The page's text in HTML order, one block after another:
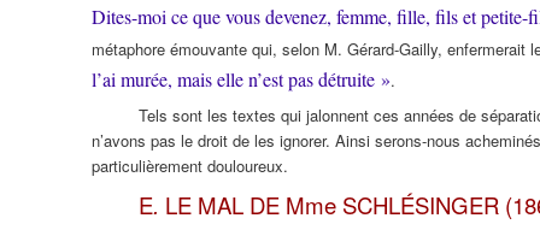
Dites-moi ce que vous devenez, femme, fille, fils et
métaphore émouvante qui, selon M. Gérard-Gailly, enfermerait
l’ai murée, mais elle n’est pas détruite ».
Tels sont les textes qui jalonnent ces années de
n’avons pas le droit de les ignorer. Ainsi serons-nous
particulièrement douloureux.
E. LE MAL DE Mme SCHLÉSINGER